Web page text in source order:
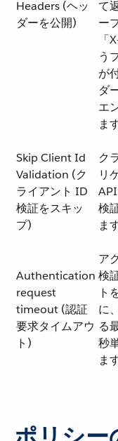
Headers (ヘッ
ダーを公開)
て
ー
「
う
が
ダ
エ
ま
Skip Client Id
Validation (ク
ライアント ID
検証をスキッ
プ)
ク
リ
検
ま
Authentication
request
timeout (認証
要求タイムアウ
ト)
ア
検
ト
に
る
秒
ま